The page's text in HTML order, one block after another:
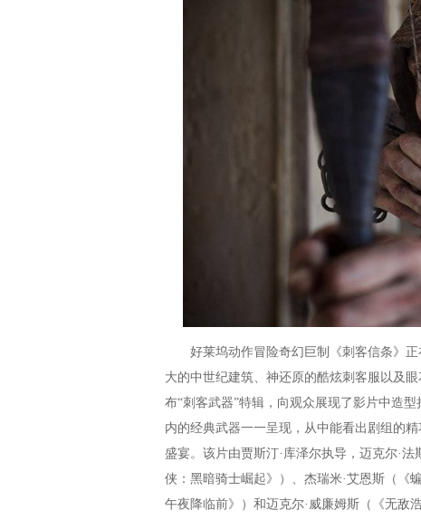
好莱坞动作冒险奇幻巨制《刺客信条》正
大的中世纪建筑、神还原的酷炫刺客服以及
布“刺客武器”特辑，向观众展现了影片中造
内的经典武器一一呈现，从中能看出剧组的
盛宴。该片由贾斯汀·库泽尔执导，迈克尔·
侠：黑暗骑士崛起》）、杰瑞米·艾恩斯（《
午夜降临前》）和迈克尔·威廉姆斯（《无敌